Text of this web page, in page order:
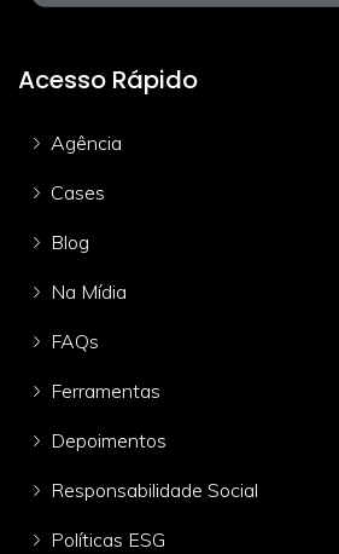
Acesso Rápido
Agência
Cases
Blog
Na Mídia
FAQs
Ferramentas
Depoimentos
Responsabilidade Social
Políticas ESG